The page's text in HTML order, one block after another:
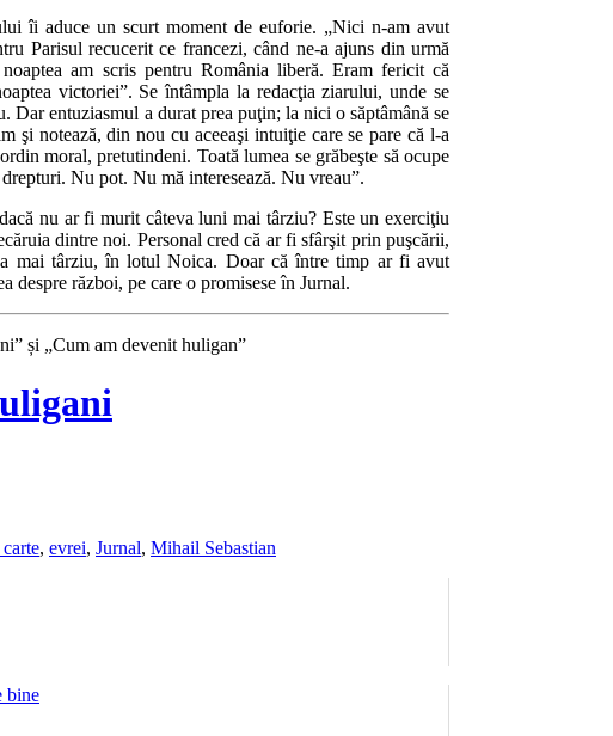
îi aduce un scurt moment de euforie. „Nici n-am avut
Parisul recucerit ce francezi, când ne-a ajuns din urmă
am scris pentru România liberă. Eram fericit că
victoriei”. Se întâmpla la redacţia ziarului, unde se
Dar entuziasmul a durat prea puţin; la nici o săptâmână se
şi notează, din nou cu aceeaşi intuiţie care se pare că l-a
moral, pretutindeni. Toată lumea se grăbeşte să ocupe
Nu pot. Nu mă interesează. Nu vreau”.
nu ar fi murit câteva luni mai târziu? Este un exerciţiu
dintre noi. Personal cred că ar fi sfârşit prin puşcării,
mai târziu, în lotul Noica. Doar că între timp ar fi avut
despre război, pe care o promisese în Jurnal.
și „Cum am devenit huligan”
, evrei, Jurnal, Mihail Sebastian